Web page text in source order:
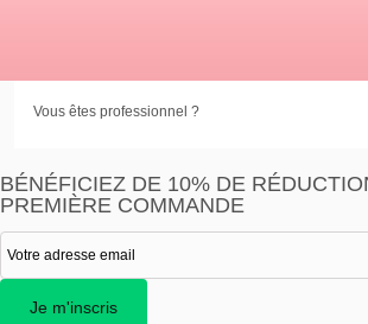
Vous êtes professionnel ?
BÉNÉFICIEZ DE 10% DE
PREMIÈRE COMMANDE
Je m'inscris